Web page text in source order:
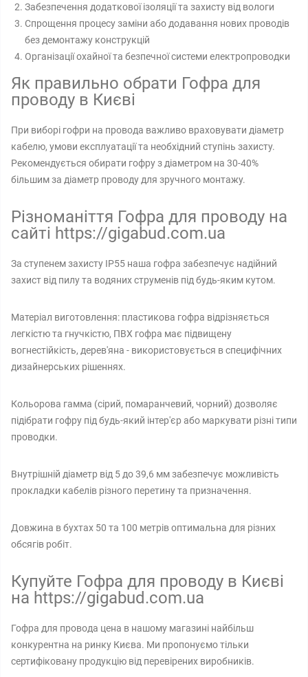
Забезпечення додаткової ізоляції та захисту від вологи
Спрощення процесу заміни або додавання нових проводів
без демонтажу конструкцій
Організації охайної та безпечної системи електропроводки
Як правильно обрати Гофра для
проводу в Києві
При виборі гофри на провода важливо враховувати діаметр
кабелю, умови експлуатації та необхідний ступінь захисту.
Рекомендується обирати гофру з діаметром на 30-40%
більшим за діаметр проводу для зручного монтажу.
Різноманіття Гофра для проводу на
сайті https://gigabud.com.ua
За ступенем захисту IP55 наша гофра забезпечує надійний
захист від пилу та водяних струменів під будь-яким кутом.
Матеріал виготовлення: пластикова гофра відрізняється
легкістю та гнучкістю, ПВХ гофра має підвищену
вогнестійкість, дерев'яна - використовується в специфічних
дизайнерських рішеннях.
Кольорова гамма (сірий, помаранчевий, чорний) дозволяє
підібрати гофру під будь-який інтер'єр або маркувати різні типи
проводки.
Внутрішній діаметр від 5 до 39,6 мм забезпечує можливість
прокладки кабелів різного перетину та призначення.
Довжина в бухтах 50 та 100 метрів оптимальна для різних
обсягів робіт.
Купуйте Гофра для проводу в Києві
на https://gigabud.com.ua
Гофра для провода цена в нашому магазині найбільш
конкурентна на ринку Києва. Ми пропонуємо тільки
сертифіковану продукцію від перевірених виробників.